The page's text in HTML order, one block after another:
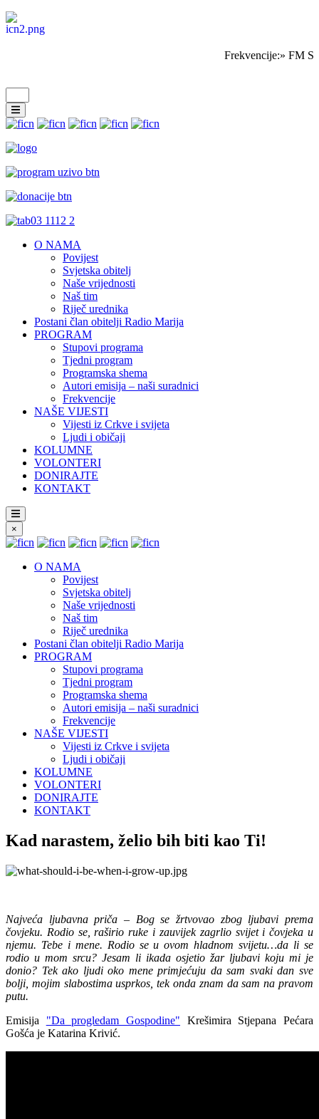
Frekvencije:» FM
O NAMA
Povijest
Svjetska obitelj
Naše vrijednosti
Naš tim
Riječ urednika
Postani član obitelji Radio Marija
PROGRAM
Stupovi programa
Tjedni program
Programska shema
Autori emisija – naši suradnici
Frekvencije
NAŠE VIJESTI
Vijesti iz Crkve i svijeta
Ljudi i običaji
KOLUMNE
VOLONTERI
DONIRAJTE
KONTAKT
×
O NAMA
Povijest
Svjetska obitelj
Naše vrijednosti
Naš tim
Riječ urednika
Postani član obitelji Radio Marija
PROGRAM
Stupovi programa
Tjedni program
Programska shema
Autori emisija – naši suradnici
Frekvencije
NAŠE VIJESTI
Vijesti iz Crkve i svijeta
Ljudi i običaji
KOLUMNE
VOLONTERI
DONIRAJTE
KONTAKT
Kad narastem, želio bih biti kao Ti!
Najveća ljubavna priča – Bog se žrtvovao zbog ljubavi prema
čovjeku. Rodio se, raširio ruke i zauvijek zagrlio svijet i čovjeka u
njemu. Tebe i mene. Rodio se u ovom hladnom svijetu…da li se
rodio u mom srcu? Jesam li ikada osjetio žar ljubavi koju mi je
donio? Tek ako ljudi oko mene primjećuju da sam svaki dan sve
bolji, mojim slabostima usprkos, tek onda znam da sam na pravom
putu.
Emisija "Da progledam Gospodine" Krešimira Stjepana Pećara
Gošća je Katarina Krivić.